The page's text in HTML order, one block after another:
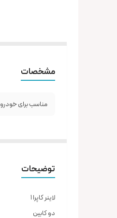
مشخصات
مناسب برای خودرو
توضیحات
لاینر کاپرا ۱
دو کابین